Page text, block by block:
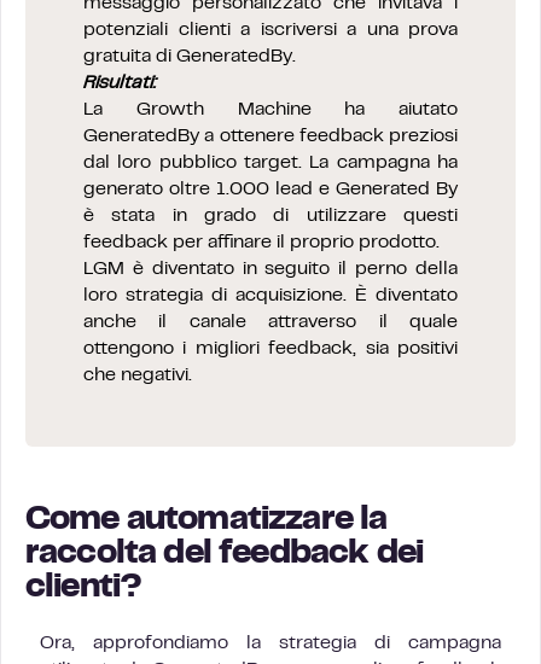
potenziali clienti a iscriversi a una prova
gratuita di GeneratedBy.
Risultati:
La Growth Machine ha aiutato
GeneratedBy a ottenere feedback preziosi
dal loro pubblico target. La campagna ha
generato oltre 1.000 lead e Generated By
è stata in grado di utilizzare questi
feedback per affinare il proprio prodotto.
LGM è diventato in seguito il perno della
loro strategia di acquisizione. È diventato
anche il canale attraverso il quale
ottengono i migliori feedback, sia positivi
che negativi.
Come automatizzare la
raccolta del feedback dei
clienti?
Ora, approfondiamo la strategia di campagna